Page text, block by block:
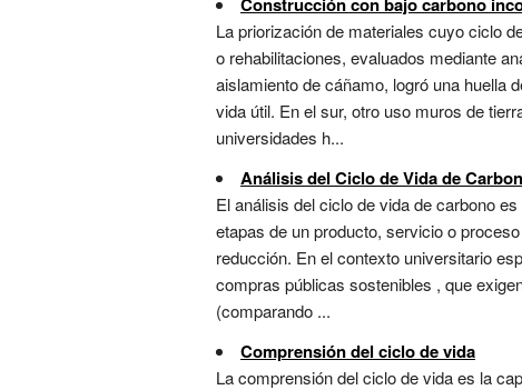
La priorización de materiales cuyo ciclo
o rehabilitaciones, evaluados mediante
aislamiento de cáñamo, logró una huella
vida útil. En el sur, otro uso muros de
universidades h...
Análisis del Ciclo de Vida de
El análisis del ciclo de vida de carbono
etapas de un producto, servicio o
reducción. En el contexto universitario
compras públicas sostenibles , que
(comparando ...
Comprensión del ciclo de vida
La comprensión del ciclo de vida es la